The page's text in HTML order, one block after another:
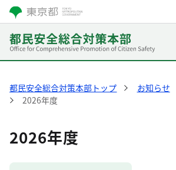
都民安全総合対策本部トップ お知らせ
2026年度
2026年度